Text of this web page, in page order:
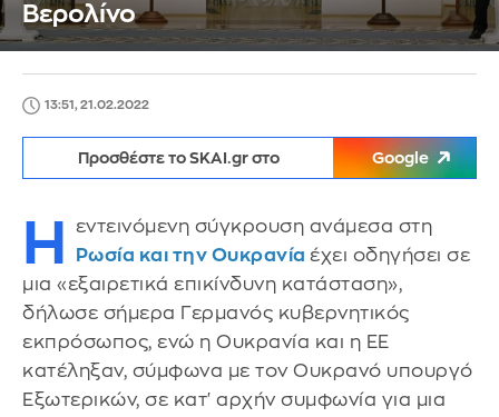
Βερολίνο
13:51, 21.02.2022
Προσθέστε το SKAI.gr στο Google
Η
εντεινόμενη σύγκρουση ανάμεσα στη
Ρωσία και την Ουκρανία έχει οδηγήσει σε
μια «εξαιρετικά επικίνδυνη κατάσταση»,
δήλωσε σήμερα Γερμανός κυβερνητικός
εκπρόσωπος, ενώ η Ουκρανία και η ΕΕ
κατέληξαν, σύμφωνα με τον Ουκρανό υπουργό
Εξωτερικών, σε κατ' αρχήν συμφωνία για μια